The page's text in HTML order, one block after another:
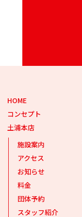
HOME
コンセプト
土浦本店
施設案内
アクセス
お知らせ
料金
団体予約
スタッフ紹介